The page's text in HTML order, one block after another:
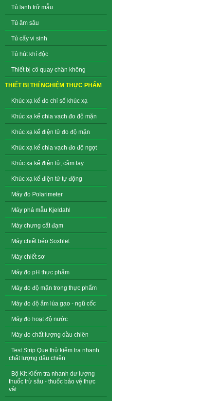
Tủ lạnh trữ mẫu
Tủ âm sâu
Tủ cấy vi sinh
Tủ hút khí độc
Thiết bị cô quay chân không
THIẾT BỊ THÍ NGHIỆM THỰC PHẨM
Khúc xạ kế đo chỉ số khúc xạ
Khúc xạ kế chia vạch đo độ mặn
Khúc xạ kế điện tử đo độ mặn
Khúc xạ kế chia vạch đo độ ngọt
Khúc xạ kế điện tử, cầm tay
Khúc xạ kế điện tử tự động
Máy đo Polarimeter
Máy phá mẫu Kjeldahl
Máy chưng cất đạm
Máy chiết béo Soxhlet
Máy chiết sơ
Máy đo pH thực phẩm
Máy đo độ mặn trong thực phẩm
Máy đo độ ẩm lúa gạo - ngũ cốc
Máy đo hoạt độ nước
Máy đo chất lượng dầu chiên
Test Strip Que thử kiểm tra nhanh
chất lượng dầu chiên
Bộ Kit Kiểm tra nhanh dư lượng
thuốc trừ sâu - thuốc bảo vệ thực
vật